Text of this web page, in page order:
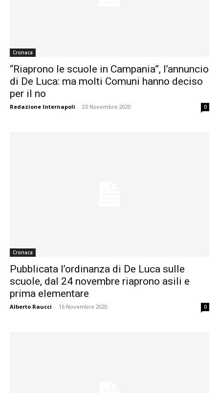
Cronaca
“Riaprono le scuole in Campania”, l’annuncio
di De Luca: ma molti Comuni hanno deciso
per il no
Redazione Internapoli - 23 Novembre 2020 0
Cronaca
Pubblicata l’ordinanza di De Luca sulle
scuole, dal 24 novembre riaprono asili e
prima elementare
Alberto Raucci - 16 Novembre 2020 0